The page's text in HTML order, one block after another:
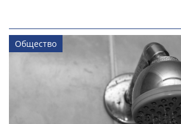
Общество